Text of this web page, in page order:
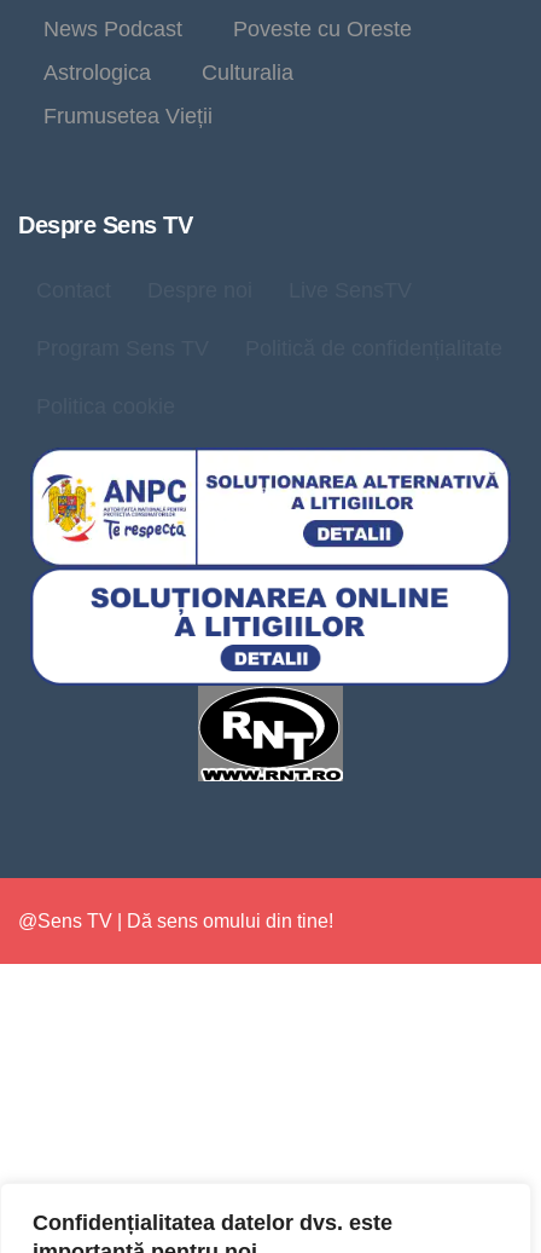
Confidențialitatea datelor dvs. este
News Podcast
Poveste cu Oreste
Astrologica
Culturalia
Frumusetea Vieții
Despre Sens TV
@Sens TV | Dă sens omului din tine!